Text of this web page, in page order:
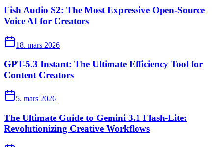
Fish Audio S2: The Most Expressive Open-Source
Voice AI for Creators
18. mars 2026
GPT-5.3 Instant: The Ultimate Efficiency Tool for
Content Creators
5. mars 2026
The Ultimate Guide to Gemini 3.1 Flash-Lite:
Revolutionizing Creative Workflows